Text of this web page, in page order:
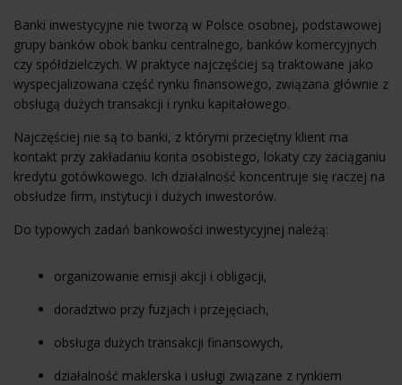
Banki inwestycyjne nie tworzą w Polsce osobnej, podstawowej
grupy banków obok banku centralnego, banków komercyjnych
czy spółdzielczych. W praktyce najczęściej są traktowane jako
wyspecjalizowana część rynku finansowego, związana głównie z
obsługą dużych transakcji i rynku kapitałowego.
Najczęściej nie są to banki, z którymi przeciętny klient ma
kontakt przy zakładaniu konta osobistego, lokaty czy zaciąganiu
kredytu gotówkowego. Ich działalność koncentruje się raczej na
obsłudze firm, instytucji i dużych inwestorów.
Do typowych zadań bankowości inwestycyjnej należą:
organizowanie emisji akcji i obligacji,
doradztwo przy fuzjach i przejęciach,
obsługa dużych transakcji finansowych,
działalność maklerska i usługi związane z rynkiem